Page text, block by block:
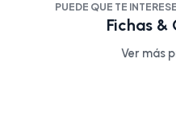
PUEDE QUE TE
Fichas &
Ver más